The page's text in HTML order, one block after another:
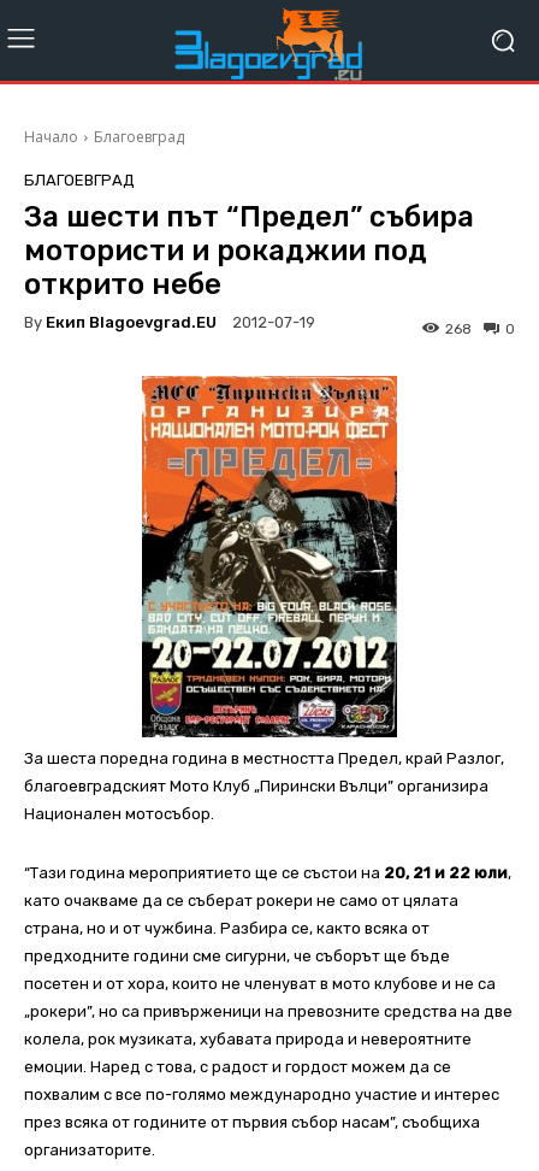
Начало Благоевград
БЛАГОЕВГРАД
За шести път “Предел” събира
мотористи и рокаджии под
открито небе
By Екип Blagoevgrad.EU 2012-07-19 0
268
За шеста поредна година в местността Предел, край Разлог,
благоевградският Мото Клуб „Пирински Вълци” организира
Национален мотосъбор.
“Тази година мероприятието ще се състои на 20, 21 и 22 юли,
като очакваме да се съберат рокери не само от цялата
страна, но и от чужбина. Разбира се, както всяка от
предходните години сме сигурни, че съборът ще бъде
посетен и от хора, които не членуват в мото клубове и не са
„рокери”, но са привърженици на превозните средства на две
колела, рок музиката, хубавата природа и невероятните
емоции. Наред с това, с радост и гордост можем да се
похвалим с все по-голямо международно участие и интерес
през всяка от годините от първия събор насам”, съобщиха
организаторите.